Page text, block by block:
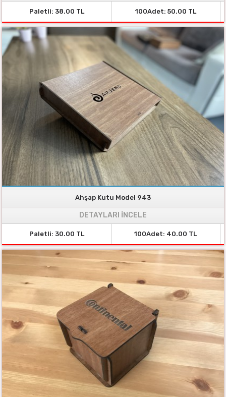
Paletli: 38.00 TL 100Adet: 50.00 TL
Ahşap Kutu Model 943
DETAYLARI İNCELE
Paletli: 30.00 TL 100Adet: 40.00 TL